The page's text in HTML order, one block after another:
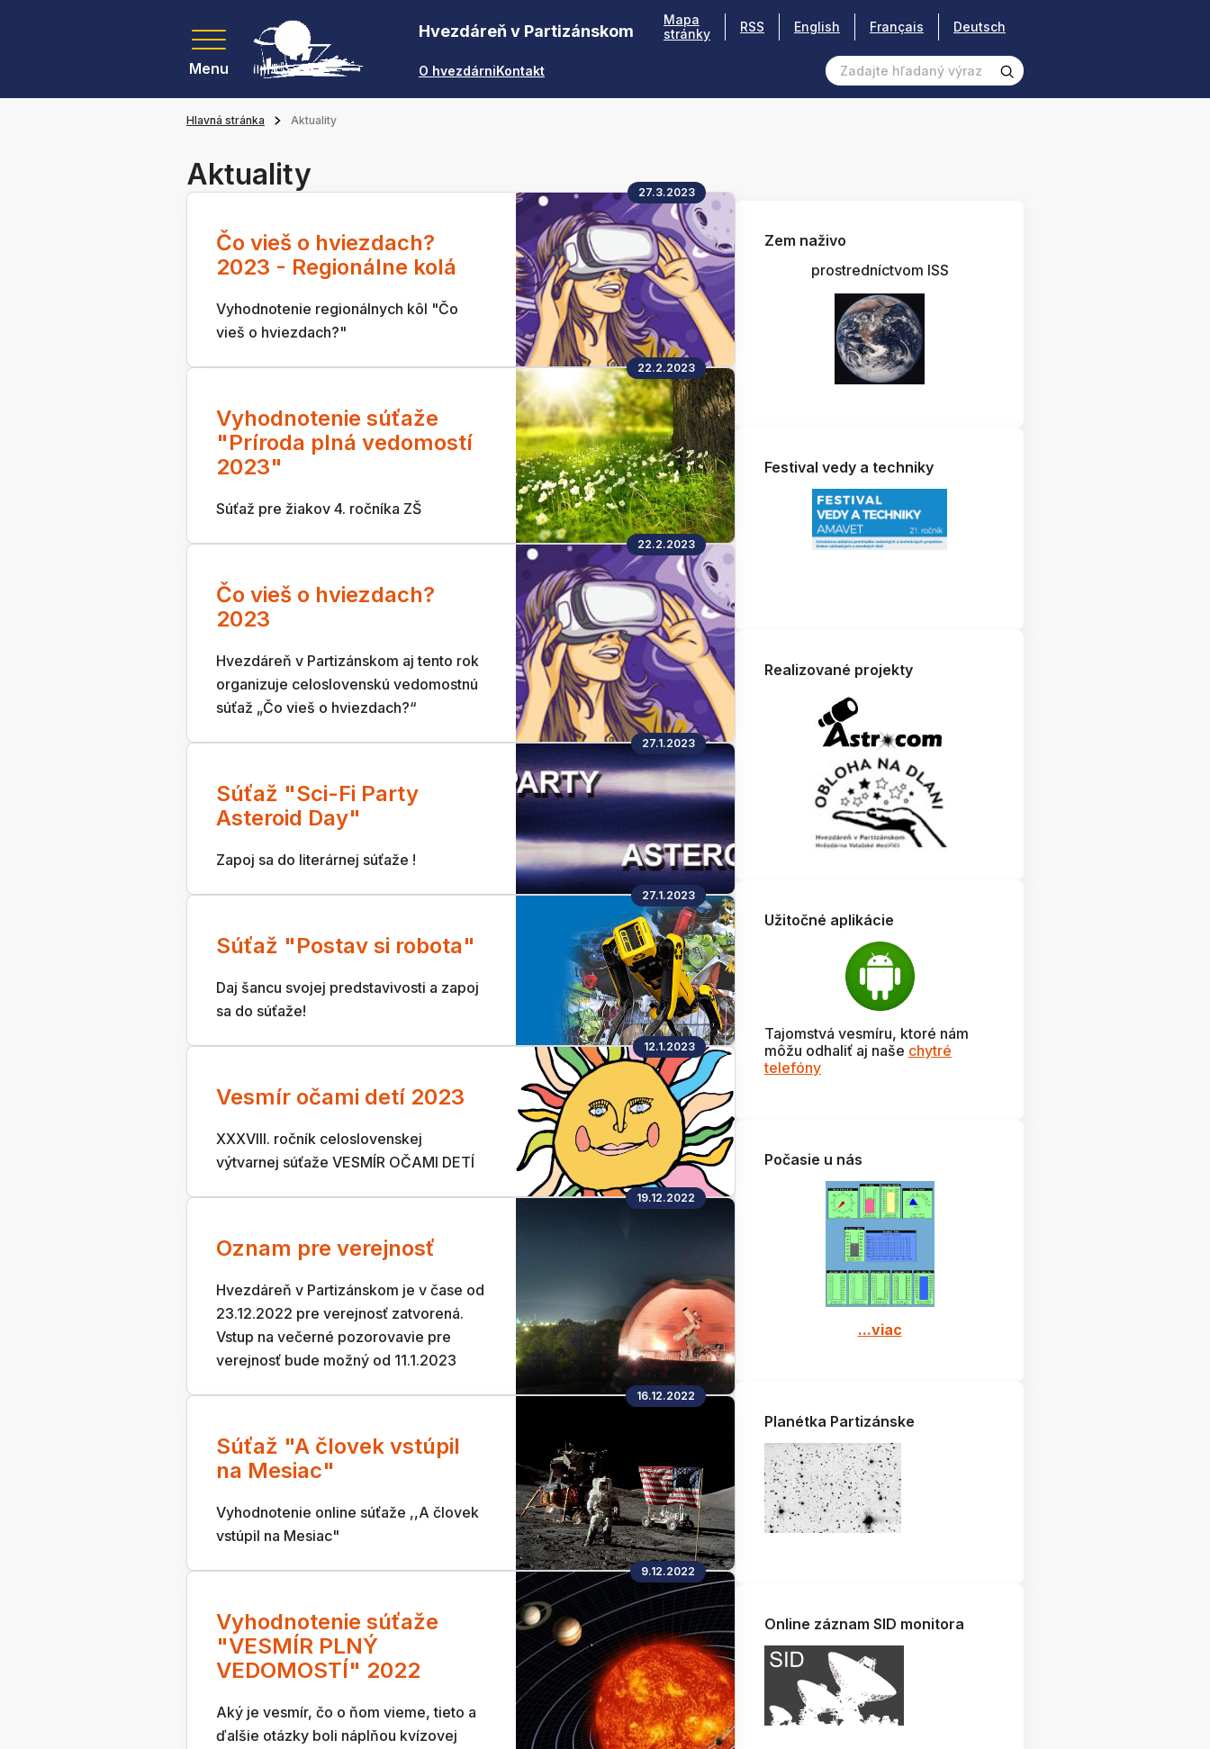
Menu
Hvezdáreň v Partizánskom
O hvezdárniKontakt
Mapa
stránky
RSS English Français Deutsch
Hlavná stránka Aktuality
Aktuality
27.3.2023
Čo vieš o hviezdach?
2023 - Regionálne kolá
Vyhodnotenie regionálnych kôl "Čo
vieš o hviezdach?"
22.2.2023
Vyhodnotenie súťaže
"Príroda plná vedomostí
2023"
Súťaž pre žiakov 4. ročníka ZŠ
22.2.2023
Čo vieš o hviezdach?
2023
Hvezdáreň v Partizánskom aj tento rok
organizuje celoslovenskú vedomostnú
súťaž „Čo vieš o hviezdach?“
27.1.2023
Súťaž "Sci-Fi Party
Asteroid Day"
Zapoj sa do literárnej súťaže !
27.1.2023
Súťaž "Postav si robota"
Daj šancu svojej predstavivosti a zapoj
sa do súťaže!
12.1.2023
Vesmír očami detí 2023
XXXVIII. ročník celoslovenskej
výtvarnej súťaže VESMÍR OČAMI DETÍ
19.12.2022
Oznam pre verejnosť
Hvezdáreň v Partizánskom je v čase od
23.12.2022 pre verejnosť zatvorená.
Vstup na večerné pozorovavie pre
verejnosť bude možný od 11.1.2023
16.12.2022
Súťaž "A človek vstúpil
na Mesiac"
Vyhodnotenie online súťaže ,,A človek
vstúpil na Mesiac"
9.12.2022
Vyhodnotenie súťaže
"VESMÍR PLNÝ
VEDOMOSTÍ" 2022
Aký je vesmír, čo o ňom vieme, tieto a
ďalšie otázky boli náplňou kvízovej
Zem naživo
prostredníctvom ISS
Festival vedy a techniky
Realizované projekty
Užitočné aplikácie
Tajomstvá vesmíru, ktoré nám
môžu odhaliť aj naše chytré
telefóny
Počasie u nás
...viac
Planétka Partizánske
Online záznam SID monitora